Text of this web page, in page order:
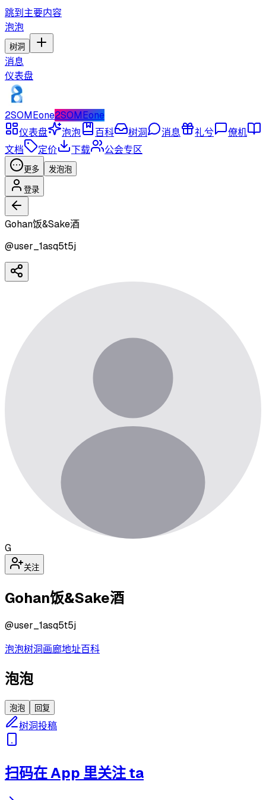
跳到主要内容
泡泡
树洞
消息
仪表盘
2SOMEone2SOMEone
仪表盘
泡泡 百科 树洞 消息 礼兮
僚机
文档
定价 下载 公会专区
更多 发泡泡
登录
Gohan饭&Sake酒
@user_1asq5t5j
G
关注
Gohan饭&Sake酒
@user_1asq5t5j
泡泡树洞画廊地址百科
泡泡
泡泡 回复
树洞投稿
扫码在 App 里关注 ta